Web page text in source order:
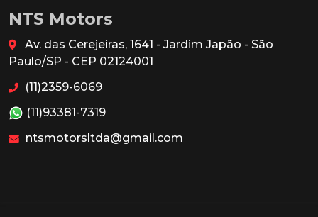
NTS Motors
Av. das Cerejeiras, 1641 - Jardim Japão - São
Paulo/SP - CEP 02124001
(11)2359-6069
(11)93381-7319
ntsmotorsltda@gmail.com